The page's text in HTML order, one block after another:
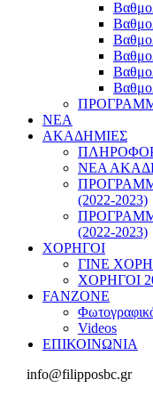
ΝΕΑ
ΑΚΑΔΗΜΙΕΣ
ΝΕΑ
(2022-2023)
(2022-2023)
ΧΟΡΗΓΟΙ
ΓΙΝΕ
ΧΟΡΗΓΟΙ
FANZONE
Videos
ΕΠΙΚΟΙΝΩΝΙΑ
info@filipposbc.gr